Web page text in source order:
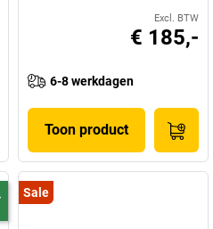
Excl. BTW
€ 185,-
6-8 werkdagen
Toon product
Sale